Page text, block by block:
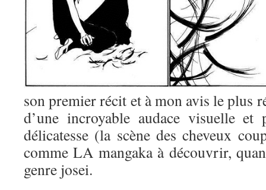
son premier récit et à mon avis le plus
d’une incroyable audace visuelle et
délicatesse (la scène des cheveux
comme LA mangaka à découvrir,
genre josei.